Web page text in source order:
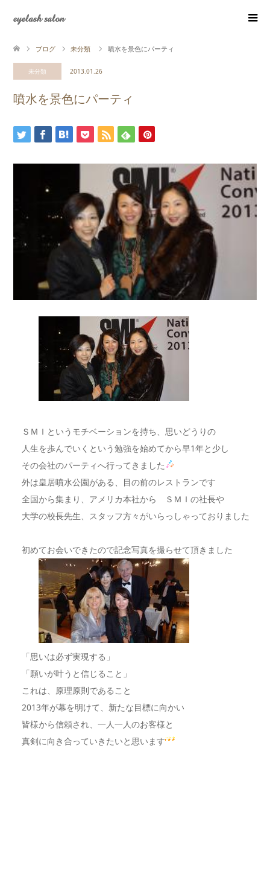
eyelash salon
ブログ 未分類 噴水を景色にパーティ
未分類 2013.01.26
噴水を景色にパーティ
ＳＭＩというモチベーションを持ち、思いどうりの
人生を歩んでいくという勉強を始めてから早1年と少し
その会社のパーティへ行ってきました
外は皇居噴水公園がある、目の前のレストランです
全国から集まり、アメリカ本社から ＳＭＩの社長や
大学の校長先生、スタッフ方々がいらっしゃっておりました
初めてお会いできたので記念写真を撮らせて頂きました
「思いは必ず実現する」
「願いが叶うと信じること」
これは、原理原則であること
2013年が幕を明けて、新たな目標に向かい
皆様から信頼され、一人一人のお客様と
真剣に向き合っていきたいと思います